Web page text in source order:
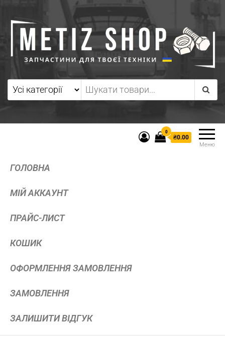
Меню
0
₴0.00
ГОЛОВНА
МІЙ АККАУНТ
ПРАЙС-ЛИСТ
КОШИК
ОФОРМЛЕННЯ ЗАМОВЛЕННЯ
ЗАМОВЛЕННЯ
ЗАЛИШИТИ ВІДГУК